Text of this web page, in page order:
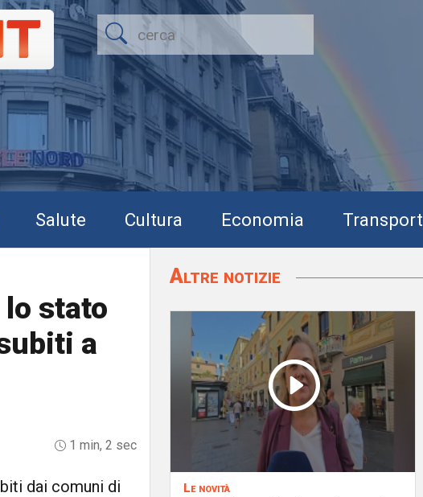
Salute Cultura Economia Transport
stato
a
1 min, 2 sec
dai comuni di
Altre notizie
Le novità